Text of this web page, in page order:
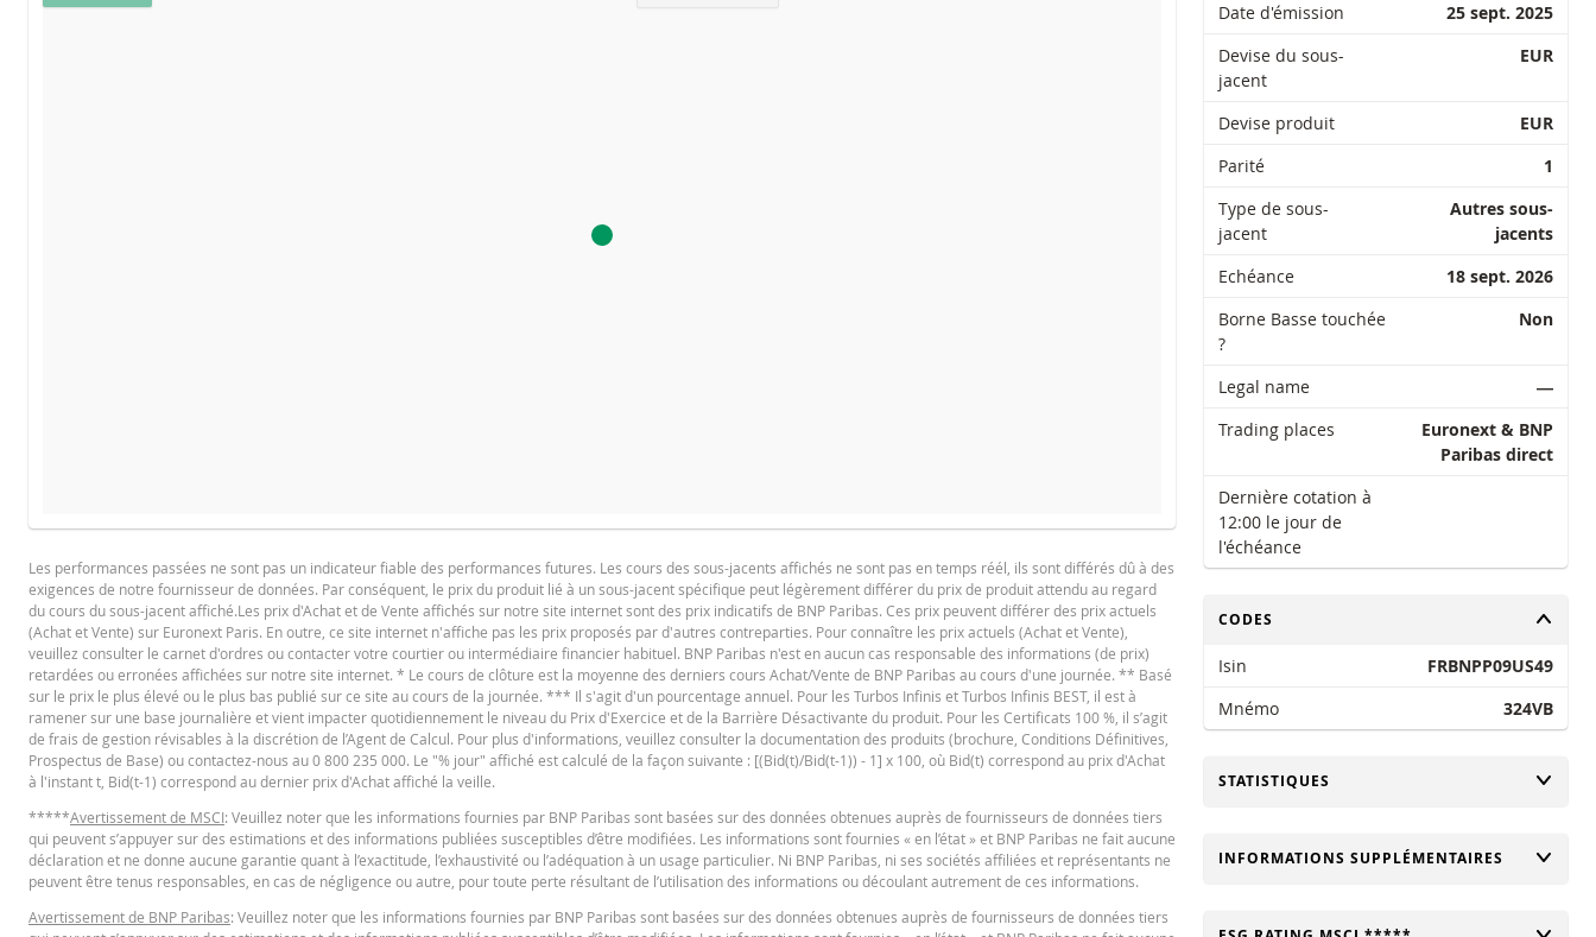
COURS DU SOUS-JACENT ATTENDU À L'ÉCHÉANCE
SITUATION ACTUELLE
La Borne Basse a été atteinte pendant la vie du produit
Prix du produit
-
La Borne Basse n'a jamais été atteinte pendant la vie du produit
Prix du produit
BNP Paribas n’agit pas en tant que conseiller juridique ou fiscal, comptable ou conseiller en investissement et n’a aucune obligation de fiduciaire à votre égard en ce qui concerne le calculateur et / ou en relation avec des transactions
basés sur des informations jugées fiables, leur exactitude ou leur exhaustivité n'est pas garantie. BNP Paribas n'offre aucune garantie en ce qui concerne les informations fournies par la calculatrice et décline toute responsabilité pour
PROSPECTUS DE BASE
Français (France) PDF
FINAL TERMS
Français (France) PDF
CONDITIONS DÉFINITIVES RÉSUMÉ
Les performances passées ne sont pas un indicateur fiable des performances futures. Les cours des sous-jacents affichés ne sont pas en temps réél, ils sont différés dû à des
exigences de notre fournisseur de données. Par conséquent, le prix du produit lié à un sous-jacent spécifique peut légèrement différer du prix de produit attendu au regard
du cours du sous-jacent affiché.Les prix d'Achat et de Vente affichés sur notre site internet sont des prix indicatifs de BNP Paribas. Ces prix peuvent différer des prix actuels
(Achat et Vente) sur Euronext Paris. En outre, ce site internet n'affiche pas les prix proposés par d'autres contreparties. Pour connaître les prix actuels (Achat et Vente),
veuillez consulter le carnet d'ordres ou contacter votre courtier ou intermédiaire financier habituel. BNP Paribas n'est en aucun cas responsable des informations (de prix)
retardées ou erronées affichées sur notre site internet. * Le cours de clôture est la moyenne des derniers cours Achat/Vente de BNP Paribas au cours d'une journée. ** Basé
sur le prix le plus élevé ou le plus bas publié sur ce site au cours de la journée. *** Il s'agit d'un pourcentage annuel. Pour les Turbos Infinis et Turbos Infinis BEST, il est à
ramener sur une base journalière et vient impacter quotidiennement le niveau du Prix d'Exercice et de la Barrière Désactivante du produit. Pour les Certificats 100 %, il s’agit
de frais de gestion révisables à la discrétion de l’Agent de Calcul. Pour plus d'informations, veuillez consulter la documentation des produits (brochure, Conditions Définitives,
Prospectus de Base) ou contactez-nous au 0 800 235 000. Le "% jour" affiché est calculé de la façon suivante : [(Bid(t)/Bid(t-1)) - 1] x 100, où Bid(t) correspond au prix d'Achat
à l'instant t, Bid(t-1) correspond au dernier prix d'Achat affiché la veille.
*****Avertissement de MSCI: Veuillez noter que les informations fournies par BNP Paribas sont basées sur des données obtenues auprès de fournisseurs de données tiers
qui peuvent s’appuyer sur des estimations et des informations publiées susceptibles d’être modifiées. Les informations sont fournies « en l’état » et BNP Paribas ne fait aucune
déclaration et ne donne aucune garantie quant à l’exactitude, l’exhaustivité ou l’adéquation à un usage particulier. Ni BNP Paribas, ni ses sociétés affiliées et représentants ne
peuvent être tenus responsables, en cas de négligence ou autre, pour toute perte résultant de l’utilisation des informations ou découlant autrement de ces informations.
Avertissement de BNP Paribas: Veuillez noter que les informations fournies par BNP Paribas sont basées sur des données obtenues auprès de fournisseurs de données tiers
Date d'émission
25 sept. 2025
Devise du sous-
jacent
EUR
Devise produit
EUR
Parité
1
Type de sous-
jacent
Autres sous-
jacents
Echéance
18 sept. 2026
Borne Basse touchée
?
Non
Legal name
―
Trading places
Euronext & BNP
Paribas direct
Dernière cotation à
12:00 le jour de
l'échéance
CHANGER
CODES
Isin
FRBNPP09US49
Mnémo
324VB
CHANGER
STATISTIQUES
CHANGER
INFORMATIONS SUPPLÉMENTAIRES